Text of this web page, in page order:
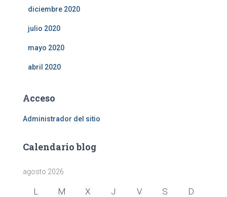
diciembre 2020
julio 2020
mayo 2020
abril 2020
Acceso
Administrador del sitio
Calendario blog
agosto 2026
L M X J V S D